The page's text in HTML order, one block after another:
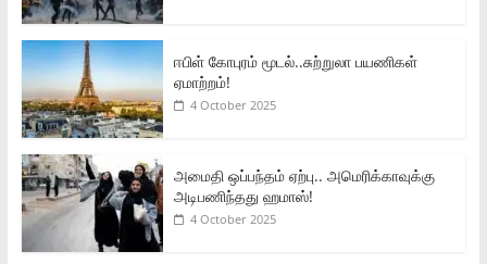
ஈபிள் கோபுரம் மூடல்..சுற்றுலா பயணிகள்
ஏமாற்றம்!
4 October 2025
அமைதி ஒப்பந்தம் ஏற்பு.. அமெரிக்காவுக்கு
அடிபணிந்தது ஹமாஸ்!
4 October 2025